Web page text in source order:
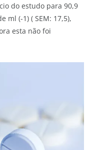
do estudo para 90,9
ml (-1) ( SEM: 17,5),
esta não foi